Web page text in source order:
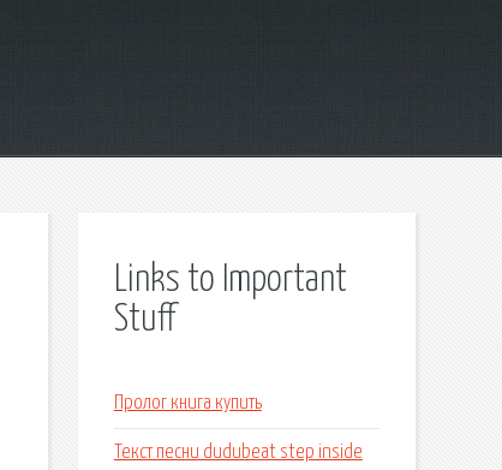
Links to Important
Stuff
Пролог книга купить
Текст песни dudubeat step inside